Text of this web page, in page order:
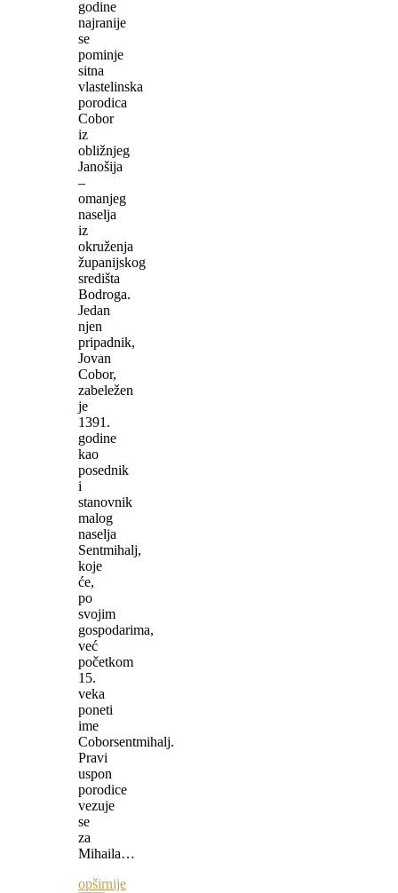
godine
najranije
se
pominje
sitna
vlastelinska
porodica
Cobor
iz
obližnjeg
Janošija
–
omanjeg
naselja
iz
okruženja
županijskog
središta
Bodroga.
Jedan
njen
pripadnik,
Jovan
Cobor,
zabeležen
je
1391.
godine
kao
posednik
i
stanovnik
malog
naselja
Sentmihalj,
koje
će,
po
svojim
gospodarima,
već
početkom
15.
veka
poneti
ime
Coborsentmihalj.
Pravi
uspon
porodice
vezuje
se
za
Mihaila…
opširnije